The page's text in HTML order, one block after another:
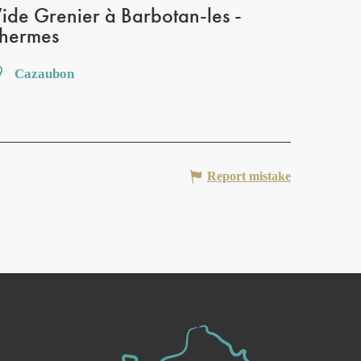
Grenier à Barbotan-les -
Cazaubon
Report mistake